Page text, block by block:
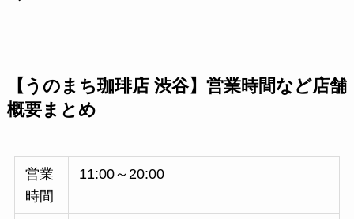
【うのまち珈琲店 渋谷】営業時間など店舗
概要まとめ
営業
時間
11:00～20:00